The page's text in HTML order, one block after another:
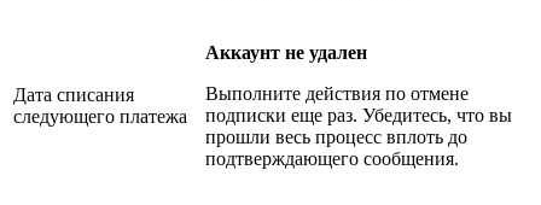
Дата списания
следующего платежа
Аккаунт не удален
Выполните действия по отмене
подписки еще раз. Убедитесь, что вы
прошли весь процесс вплоть до
подтверждающего сообщения.